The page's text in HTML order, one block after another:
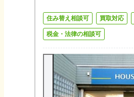
住み替え相談可 買取対応
税金・法律の相談可